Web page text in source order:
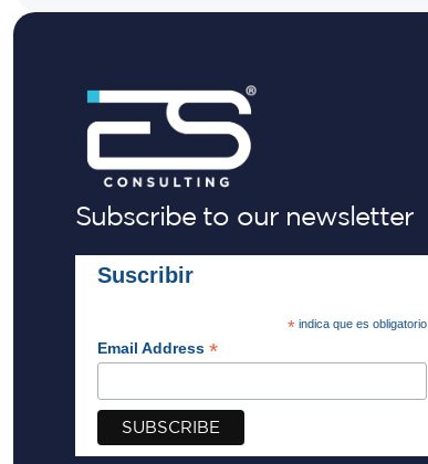
Subscribe to our newsletter
Suscribir
*indica que es obligatorio
Email Address *